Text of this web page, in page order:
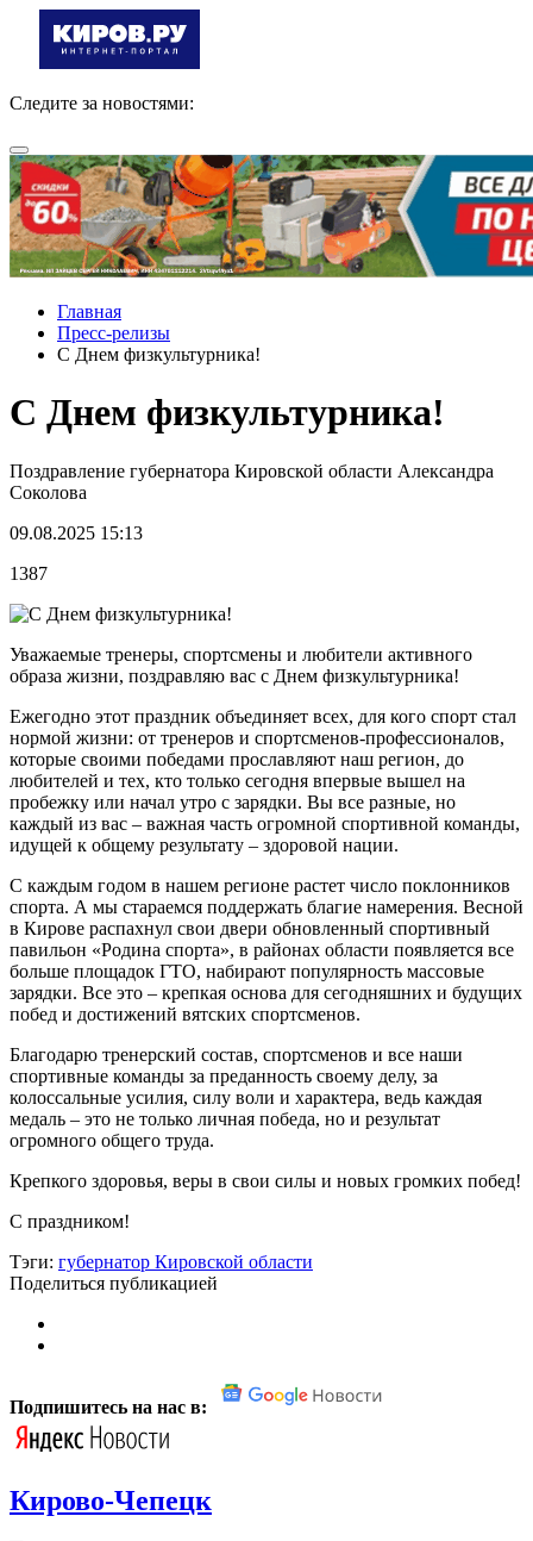
Следите за новостями:
Главная
Пресс-релизы
С Днем физкультурника!
С Днем физкультурника!
Поздравление губернатора Кировской области Александра
Соколова
09.08.2025 15:13
1387
Уважаемые тренеры, спортсмены и любители активного
образа жизни, поздравляю вас с Днем физкультурника!
Ежегодно этот праздник объединяет всех, для кого спорт стал
нормой жизни: от тренеров и спортсменов-профессионалов,
которые своими победами прославляют наш регион, до
любителей и тех, кто только сегодня впервые вышел на
пробежку или начал утро с зарядки. Вы все разные, но
каждый из вас – важная часть огромной спортивной команды,
идущей к общему результату – здоровой нации.
С каждым годом в нашем регионе растет число поклонников
спорта. А мы стараемся поддержать благие намерения. Весной
в Кирове распахнул свои двери обновленный спортивный
павильон «Родина спорта», в районах области появляется все
больше площадок ГТО, набирают популярность массовые
зарядки. Все это – крепкая основа для сегодняшних и будущих
побед и достижений вятских спортсменов.
Благодарю тренерский состав, спортсменов и все наши
спортивные команды за преданность своему делу, за
колоссальные усилия, силу воли и характера, ведь каждая
медаль – это не только личная победа, но и результат
огромного общего труда.
Крепкого здоровья, веры в свои силы и новых громких побед!
С праздником!
Тэги: губернатор Кировской области
Поделиться публикацией
Подпишитесь на нас в:
Кирово-Чепецк